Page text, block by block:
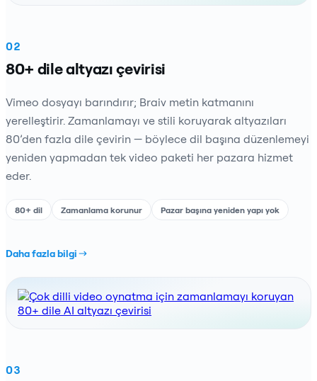
02
80+ dile altyazı çevirisi
Vimeo dosyayı barındırır; Braiv metin katmanını
yerelleştirir. Zamanlamayı ve stili koruyarak altyazıları
80’den fazla dile çevirin — böylece dil başına düzenlemeyi
yeniden yapmadan tek video paketi her pazara hizmet
eder.
80+ dil Zamanlama korunur Pazar başına yeniden yapı yok
Daha fazla bilgi
03